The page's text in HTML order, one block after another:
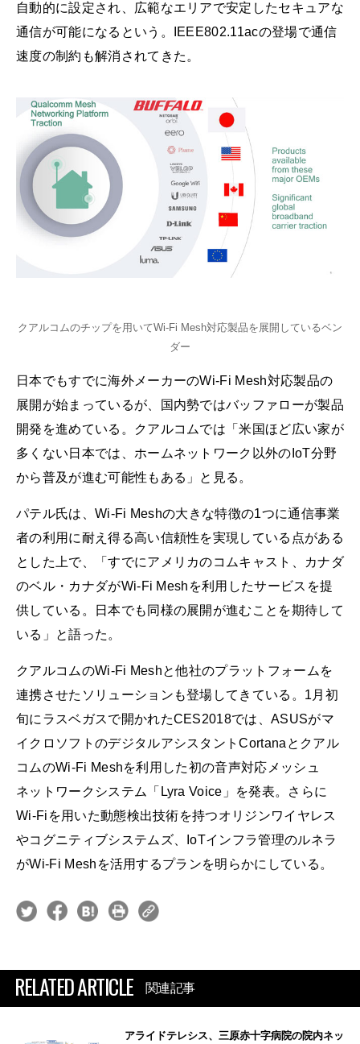
自動的に設定され、広範なエリアで安定したセキュアな
通信が可能になるという。IEEE802.11acの登場で通信
速度の制約も解消されてきた。
クアルコムのチップを用いてWi-Fi Mesh対応製品を展開しているベン
ダー
日本でもすでに海外メーカーのWi-Fi Mesh対応製品の
展開が始まっているが、国内勢ではバッファローが製品
開発を進めている。クアルコムでは「米国ほど広い家が
多くない日本では、ホームネットワーク以外のIoT分野
から普及が進む可能性もある」と見る。
パテル氏は、Wi-Fi Meshの大きな特徴の1つに通信事業
者の利用に耐え得る高い信頼性を実現している点がある
とした上で、「すでにアメリカのコムキャスト、カナダ
のベル・カナダがWi-Fi Meshを利用したサービスを提
供している。日本でも同様の展開が進むことを期待して
いる」と語った。
クアルコムのWi-Fi Meshと他社のプラットフォームを
連携させたソリューションも登場してきている。1月初
旬にラスベガスで開かれたCES2018では、ASUSがマ
イクロソフトのデジタルアシスタントCortanaとクアル
コムのWi-Fi Meshを利用した初の音声対応メッシュ
ネットワークシステム「Lyra Voice」を発表。さらに
Wi-Fiを用いた動態検出技術を持つオリジンワイヤレス
やコグニティブシステムズ、IoTインフラ管理のルネラ
がWi-Fi Meshを活用するプランを明らかにしている。
RELATED ARTICLE 関連記事
アライドテレシス、三原赤十字病院の院内ネッ